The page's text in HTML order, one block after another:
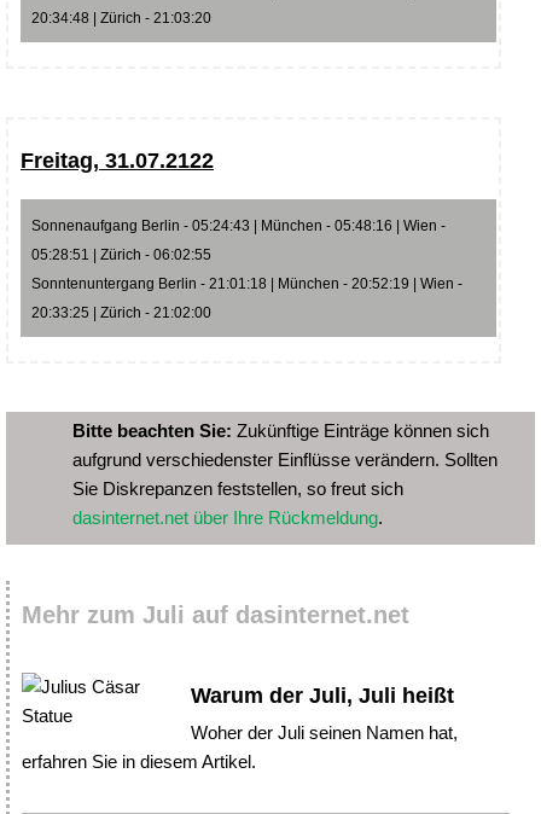
20:34:48 | Zürich - 21:03:20
Freitag, 31.07.2122
Sonnenaufgang Berlin - 05:24:43 | München - 05:48:16 | Wien -
05:28:51 | Zürich - 06:02:55
Sonntenuntergang Berlin - 21:01:18 | München - 20:52:19 | Wien -
20:33:25 | Zürich - 21:02:00
Bitte beachten Sie: Zukünftige Einträge können sich
aufgrund verschiedenster Einflüsse verändern. Sollten
Sie Diskrepanzen feststellen, so freut sich
dasinternet.net über Ihre Rückmeldung.
Mehr zum Juli auf dasinternet.net
Warum der Juli, Juli heißt
Woher der Juli seinen Namen hat,
erfahren Sie in diesem Artikel.